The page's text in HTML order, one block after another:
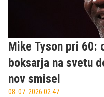
Mike Tyson pri 60:
boksarja na svetu
nov smisel
08. 07. 2026 02.47